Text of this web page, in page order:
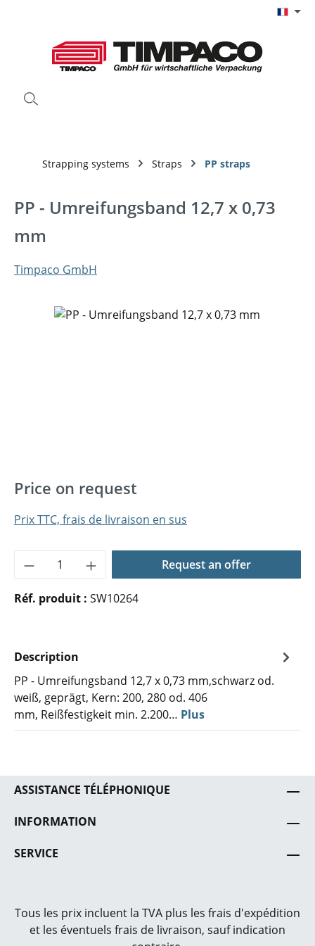
Strapping systems Straps PP straps
PP - Umreifungsband 12,7 x 0,73
mm
Timpaco GmbH
Ignorer la galerie d'images
Price on request
Prix TTC, frais de livraison en sus
Quantité de produit : Entrez la
Request an offer
Réf. produit : SW10264
Description
PP - Umreifungsband 12,7 x 0,73 mm,schwarz od.
weiß, geprägt, Kern: 200, 280 od. 406
mm, Reißfestigkeit min. 2.200… Plus
ASSISTANCE TÉLÉPHONIQUE
INFORMATION
SERVICE
Tous les prix incluent la TVA plus les frais d'expédition
et les éventuels frais de livraison, sauf indication